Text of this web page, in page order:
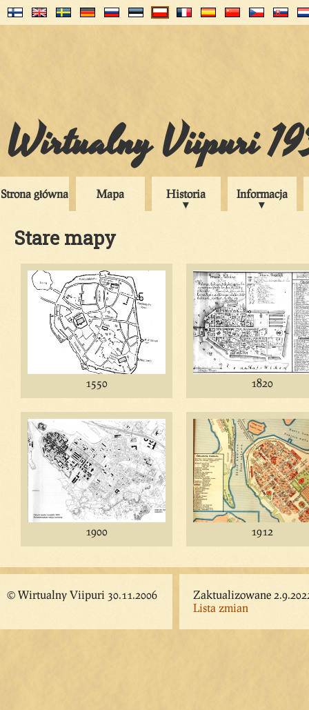
Wirtualny Viipuri
Strona główna Mapa Historia Informacja
Stare mapy
1550 1820
1900 1912
© Wirtualny Viipuri 30.11.2006
Zaktualizowane
Lista zmian